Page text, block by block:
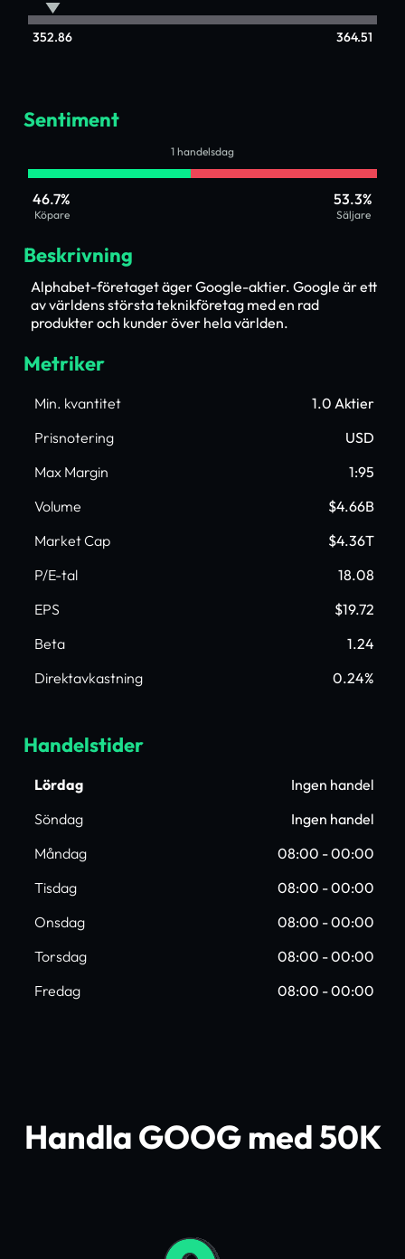
352.86 364.51
Sentiment
1 handelsdag
46.7%
Köpare
53.3%
Säljare
Beskrivning
Alphabet-företaget äger Google-aktier. Google är ett
av världens största teknikföretag med en rad
produkter och kunder över hela världen.
Metriker
Min. kvantitet
1.0 Aktier
Prisnotering
USD
Max Margin
1:95
Volume
$4.66B
Market Cap
$4.36T
P/E-tal
18.08
EPS
$19.72
Beta
1.24
Direktavkastning
0.24%
Handelstider
Lördag
Ingen handel
Söndag
Ingen handel
Måndag
08:00 - 00:00
Tisdag
08:00 - 00:00
Onsdag
08:00 - 00:00
Torsdag
08:00 - 00:00
Fredag
08:00 - 00:00
Handla GOOG med 50K